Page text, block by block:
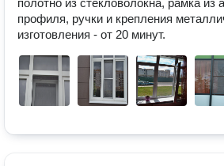
полотно из стекловолокна, рамка из
профиля, ручки и крепления
изготовления - от 20 минут.